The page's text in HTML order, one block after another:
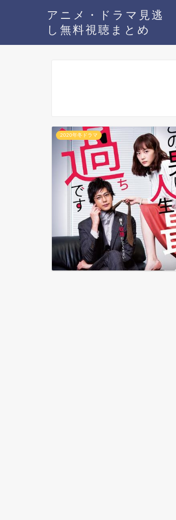
アニメ・ドラマ見逃
し無料視聴まとめ
2020年冬ドラマ